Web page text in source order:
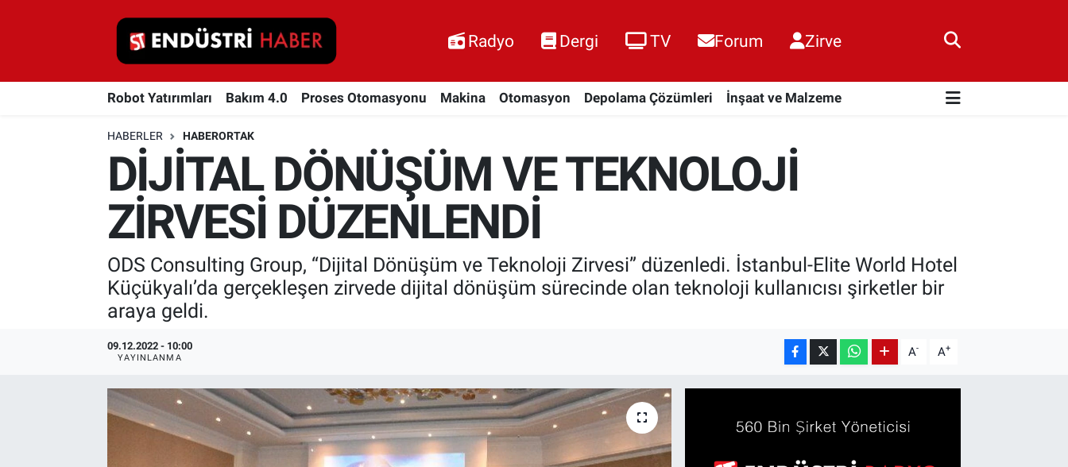
Radyo Dergi TV Forum Zirve
Robot Yatırımları Bakım 4.0 Proses Otomasyonu Makina Otomasyon Depolama Çözümleri İnşaat ve Malzeme
HABERLER HABERORTAK
DİJİTAL DÖNÜŞÜM VE TEKNOLOJİ
ZİRVESİ DÜZENLENDİ
ODS Consulting Group, “Dijital Dönüşüm ve Teknoloji Zirvesi” düzenledi. İstanbul-Elite World Hotel
Küçükyalı’da gerçekleşen zirvede dijital dönüşüm sürecinde olan teknoloji kullanıcısı şirketler bir
araya geldi.
09.12.2022 - 10:00
YAYINLANMA A- A+
Robot Yatırımları
Proses Otomasyonu
Otomasyon
Depolama Çözümleri
İnşaat ve Malzeme
HaberOrtak
EndüstriST
Enerjisini Üreten Fabrikalar